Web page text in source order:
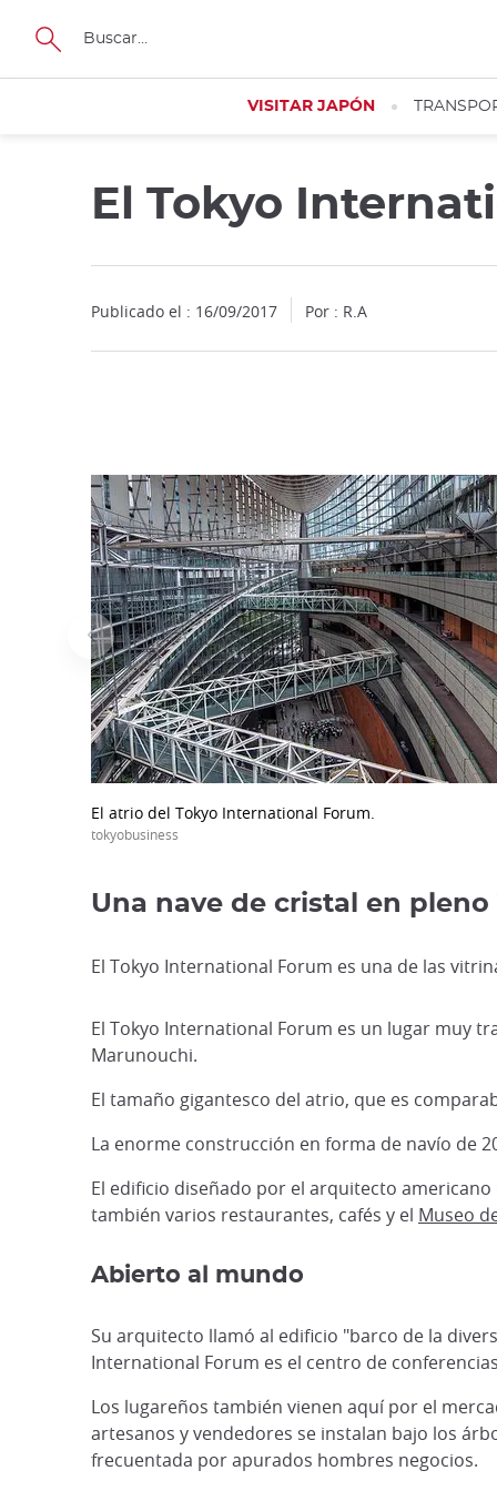
Tamaño
VISITAR JAPÓN
El Tokyo
Publicado el : 16/09/2017 Por : R.A
El atrio del Tokyo International Forum.
tokyobusiness
Una nave de cristal en pleno
El Tokyo International Forum es una de las
El Tokyo International Forum es un lugar muy
Marunouchi.
El tamaño gigantesco del atrio, que es
La enorme construcción en forma de navío de
El edificio diseñado por el arquitecto
también varios restaurantes, cafés y el Museo
Abierto al mundo
Su arquitecto llamó al edificio "barco de la
International Forum es el centro de
Los lugareños también vienen aquí por el
artesanos y vendedores se instalan bajo los
frecuentada por apurados hombres negocios.